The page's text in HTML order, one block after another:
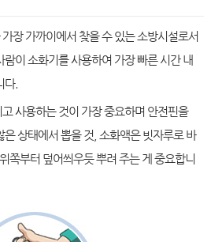
장 가까이에서 찾을 수 있는 소방시설로서
이 소화기를 사용하여 가장 빠른 시간 내
다.
사용하는 것이 가장 중요하며 안전핀을
상태에서 뽑을 것, 소화액은 빗자루로 바
쪽부터 덮어씌우듯 뿌려 주는 게 중요합니